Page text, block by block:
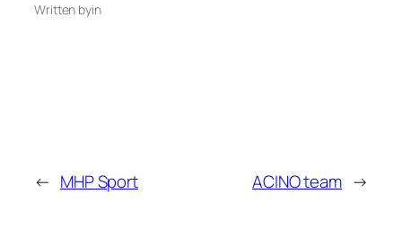
Written byin
← MHP Sport ACINO team →